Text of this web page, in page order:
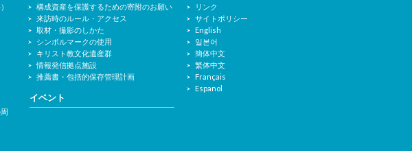
構成資産を保護するための寄附のお願い
来訪時のルール・アクセス
取材・撮影のしかた
シンボルマークの使用
キリスト教文化遺産群
情報発信拠点施設
推薦書・包括的保存管理計画
イベント
リンク
サイトポリシー
English
일본어
簡体中文
繁体中文
Français
Espanol